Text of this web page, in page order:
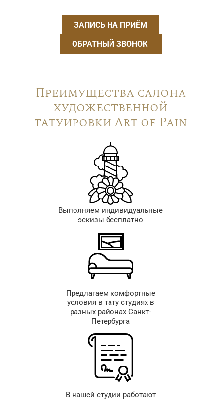
ЗАПИСЬ НА ПРИЁМ
ОБРАТНЫЙ ЗВОНОК
Преимущества салона
художественной
татуировки Art of Pain
Выполняем индивидуальные
эскизы бесплатно
Предлагаем комфортные
условия в тату студиях в
разных районах Санкт-
Петербурга
В нашей студии работают